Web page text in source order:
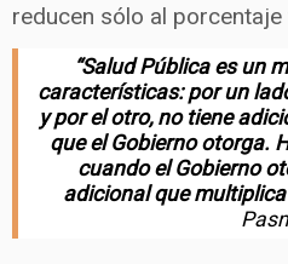
reducen sólo al
“Salud Pública es un
características: por un
y por el otro, no tiene
que el Gobierno otorga.
cuando el Gobierno
adicional que